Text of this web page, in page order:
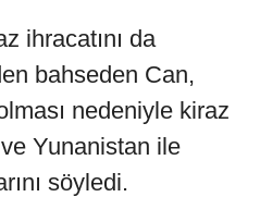
ihracatını da
bahseden Can,
nedeniyle kiraz
Yunanistan ile
söyledi.